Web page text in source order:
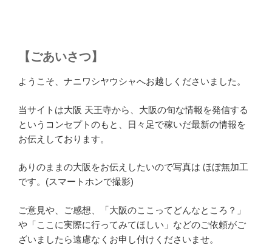
【ごあいさつ】
ようこそ、ナニワシヤウシャへお越しくださいました。
当サイトは大阪 天王寺から、大阪の旬な情報を発信する
というコンセプトのもと、日々足で稼いだ最新の情報を
お伝えしております。
ありのままの大阪をお伝えしたいので写真は ほぼ無加工
です。(スマートホンで撮影)
ご意見や、ご感想、「大阪のここってどんなところ？」
や「ここに実際に行ってみてほしい」などのご依頼がご
ざいましたら遠慮なくお申し付けくださいませ。